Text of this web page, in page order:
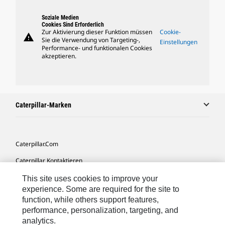
warning
Soziale Medien
Cookies Sind Erforderlich
Zur Aktivierung dieser Funktion müssen
Sie die Verwendung von Targeting-,
Performance- und funktionalen Cookies
akzeptieren.
Cookie-
Einstellungen
Caterpillar-Marken
Caterpillar.com
Caterpillar Kontaktieren
Meine Marketing-Präferenzen
Seitenübersicht
Cookie Settings
This site uses cookies to improve your
experience. Some are required for the site to
function, while others support features,
performance, personalization, targeting, and
analytics.